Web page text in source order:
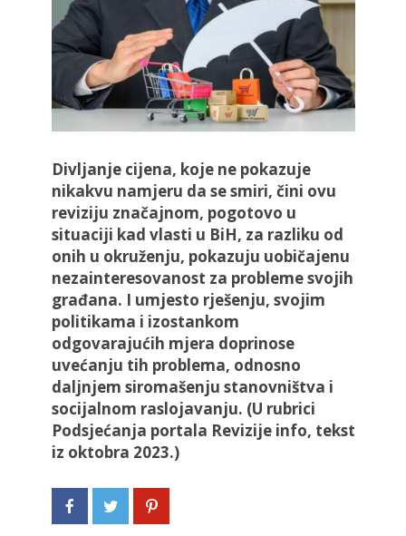
Divljanje cijena, koje ne pokazuje
nikakvu namjeru da se smiri, čini ovu
reviziju značajnom, pogotovo u
situaciji kad vlasti u BiH, za razliku od
onih u okruženju, pokazuju uobičajenu
nezainteresovanost za probleme svojih
građana. I umjesto rješenju, svojim
politikama i izostankom
odgovarajućih mjera doprinose
uvećanju tih problema, odnosno
daljnjem siromašenju stanovništva i
socijalnom raslojavanju. (U rubrici
Podsjećanja portala Revizije info, tekst
iz oktobra 2023.)